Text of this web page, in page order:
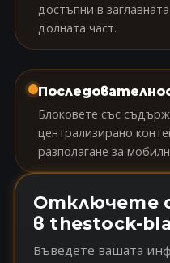
достъпни в
долната част.
Блоковете със
централизирано
разполагане за
Отключете
в thestock-
Въведете вашата